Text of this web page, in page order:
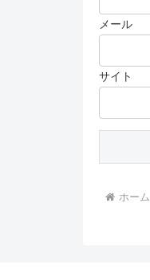
メール
サイト
ホーム